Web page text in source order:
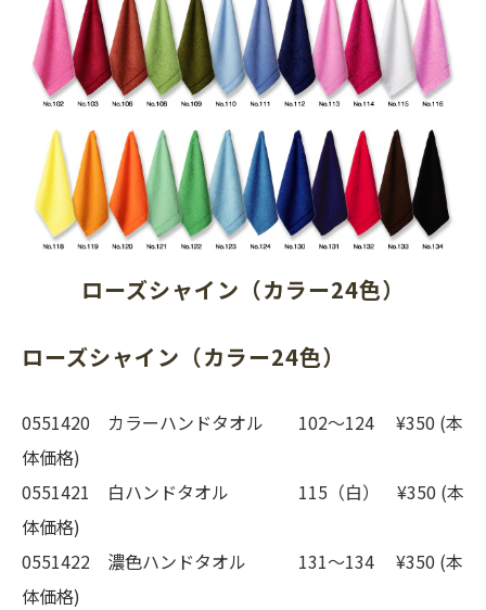
ローズシャイン（カラー24色）
ローズシャイン（カラー24色）
0551420 カラーハンドタオル 102〜124 ¥350 (本
体価格)
0551421 白ハンドタオル 115（白） ¥350 (本
体価格)
0551422 濃色ハンドタオル 131〜134 ¥350 (本
体価格)